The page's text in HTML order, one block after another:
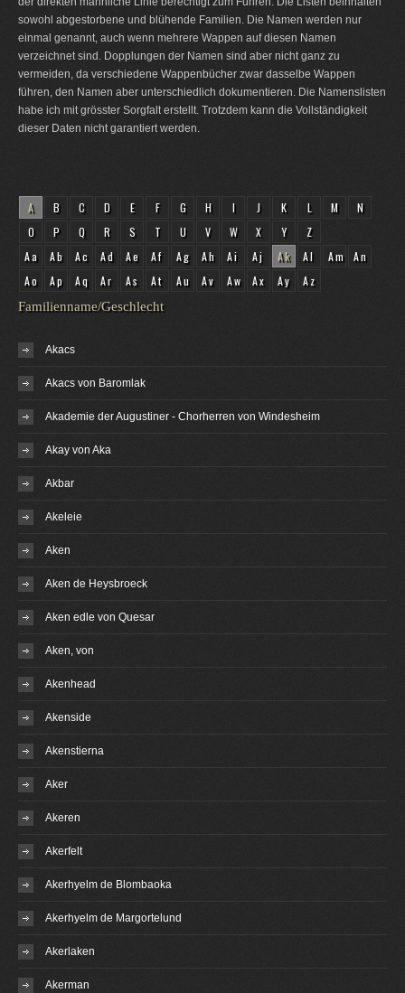
sowohl abgestorbene und blühende Familien. Die Namen werden nur
einmal genannt, auch wenn mehrere Wappen auf diesen Namen
verzeichnet sind. Dopplungen der Namen sind aber nicht ganz zu
vermeiden, da verschiedene Wappenbücher zwar dasselbe Wappen
führen, den Namen aber unterschiedlich dokumentieren. Die Namenslisten
habe ich mit grösster Sorgfalt erstellt. Trotzdem kann die Vollständigkeit
dieser Daten nicht garantiert werden.
A B C D E F G H I J K L M
N
O
P Q R S T U V W X Y
Z
Aa
Ab Ac Ad Ae Af Ag Ah Ai Aj Ak Al Am An
Ao
Ap Aq Ar As At Au Av Aw Ax Ay Az
Familienname/Geschlecht
Akacs
Akacs von Baromlak
Akademie der Augustiner - Chorherren von Windesheim
Akay von Aka
Akbar
Akeleie
Aken
Aken de Heysbroeck
Aken edle von Quesar
Aken, von
Akenhead
Akenside
Akenstierna
Aker
Akeren
Akerfelt
Akerhyelm de Blombaoka
Akerhyelm de Margortelund
Akerlaken
Akerman